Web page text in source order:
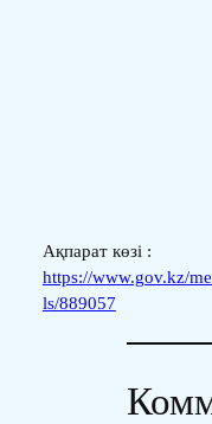
Ақпарат көзі :
https://www.gov.kz/
ls/889057